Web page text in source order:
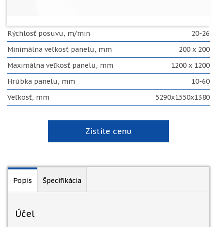
Rýchlosť posuvu, m/min
20-26
Minimálna veľkosť panelu, mm
200 x 200
Maximálna veľkosť panelu, mm
1200 x 1200
Hrúbka panelu, mm
10-60
Veľkosť, mm
5290x1550x1380
Zistite cenu
Popis Špecifikácia
Účel